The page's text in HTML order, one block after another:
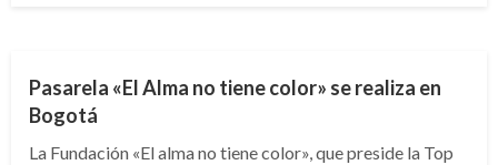
Pasarela «El Alma no tiene color» se realiza en
Bogotá
La Fundación «El alma no tiene color», que preside la Top